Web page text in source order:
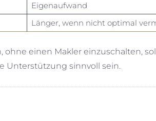
Eigenaufwand
Länger, wenn nicht optimal
einen Makler einzuschalten,
Unterstützung sinnvoll sein.